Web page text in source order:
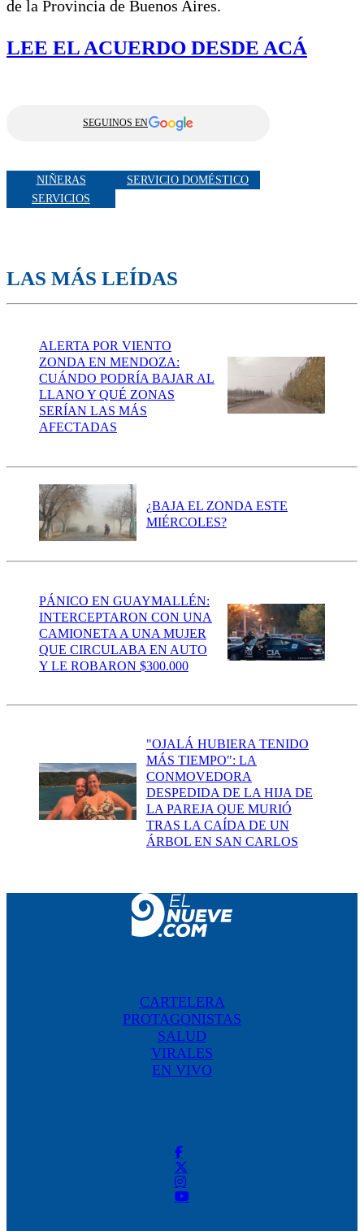
de la Provincia de Buenos Aires.
LEE EL ACUERDO DESDE ACÁ
SEGUINOS EN
NIÑERAS
SERVICIO DOMÉSTICO
SERVICIOS
LAS MÁS LEÍDAS
ALERTA POR VIENTO
ZONDA EN MENDOZA:
CUÁNDO PODRÍA BAJAR AL
LLANO Y QUÉ ZONAS
SERÍAN LAS MÁS
AFECTADAS
¿BAJA EL ZONDA ESTE
MIÉRCOLES?
PÁNICO EN GUAYMALLÉN:
INTERCEPTARON CON UNA
CAMIONETA A UNA MUJER
QUE CIRCULABA EN AUTO
Y LE ROBARON $300.000
"OJALÁ HUBIERA TENIDO
MÁS TIEMPO": LA
CONMOVEDORA
DESPEDIDA DE LA HIJA DE
LA PAREJA QUE MURIÓ
TRAS LA CAÍDA DE UN
ÁRBOL EN SAN CARLOS
CARTELERA
PROTAGONISTAS
SALUD
VIRALES
EN VIVO